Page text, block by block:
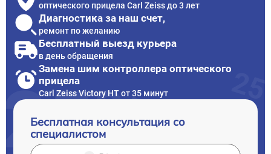
оптического прицела Carl Zeiss до 3 лет
Диагностика за наш счет,
ремонт по желанию
Бесплатный выезд курьера
в день обращения
Замена шим контроллера оптического
прицела
Carl Zeiss Victory HT от 35 минут
Бесплатная консультация со
специалистом